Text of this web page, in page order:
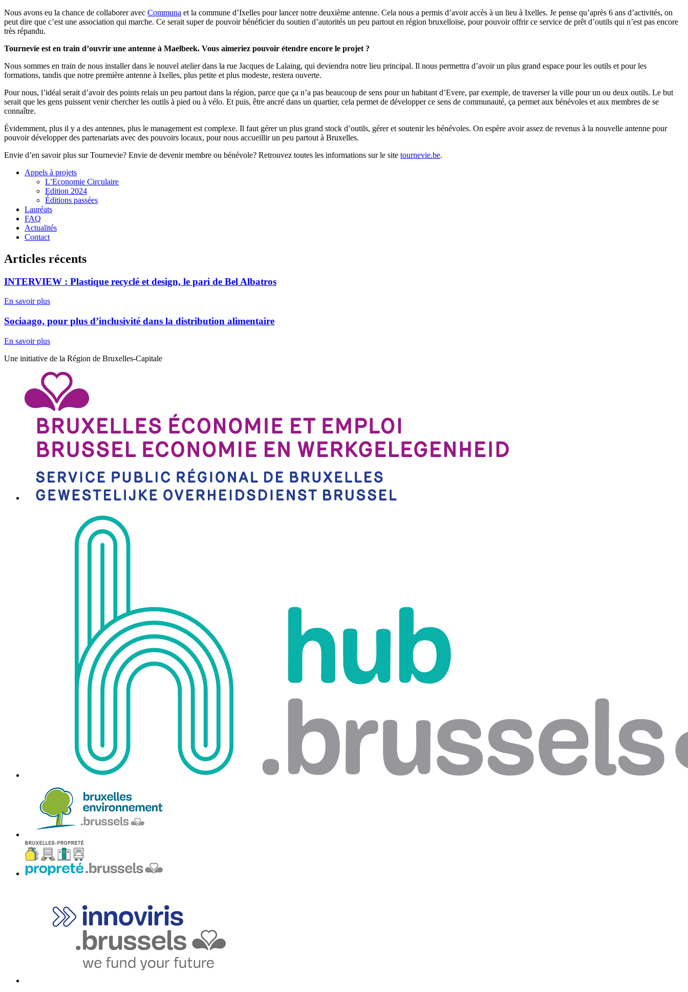
Nous avons eu la chance de collaborer avec Communa et la commune d’Ixelles pour lancer notre deuxième antenne. Cela nous a permis d’avoir accès à un lieu à Ixelles. Je pense qu’après 6 ans d’activités, on
peut dire que c’est une association qui marche. Ce serait super de pouvoir bénéficier du soutien d’autorités un peu partout en région bruxelloise, pour pouvoir offrir ce service de prêt d’outils qui n’est pas encore
très répandu.
Tournevie est en train d’ouvrir une antenne à Maelbeek. Vous aimeriez pouvoir étendre encore le projet ?
Nous sommes en train de nous installer dans le nouvel atelier dans la rue Jacques de Lalaing, qui deviendra notre lieu principal. Il nous permettra d’avoir un plus grand espace pour les outils et pour les
formations, tandis que notre première antenne à Ixelles, plus petite et plus modeste, restera ouverte.
Pour nous, l’idéal serait d’avoir des points relais un peu partout dans la région, parce que ça n’a pas beaucoup de sens pour un habitant d’Evere, par exemple, de traverser la ville pour un ou deux outils. Le but
serait que les gens puissent venir chercher les outils à pied ou à vélo. Et puis, être ancré dans un quartier, cela permet de développer ce sens de communauté, ça permet aux bénévoles et aux membres de se
connaître.
Évidemment, plus il y a des antennes, plus le management est complexe. Il faut gérer un plus grand stock d’outils, gérer et soutenir les bénévoles. On espère avoir assez de revenus à la nouvelle antenne pour
pouvoir développer des partenariats avec des pouvoirs locaux, pour nous accueillir un peu partout à Bruxelles.
Envie d’en savoir plus sur Tournevie? Envie de devenir membre ou bénévole? Retrouvez toutes les informations sur le site tournevie.be.
Appels à projets
L’Economie Circulaire
Edition 2024
Éditions passées
Lauréats
FAQ
Actualités
Contact
Articles récents
INTERVIEW : Plastique recyclé et design, le pari de Bel Albatros
En savoir plus
Sociaago, pour plus d’inclusivité dans la distribution alimentaire
En savoir plus
Une initiative de la Région de Bruxelles-Capitale